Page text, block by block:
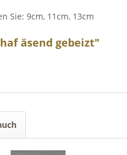
Sie: 9cm, 11cm, 13cm
äsend gebeizt"